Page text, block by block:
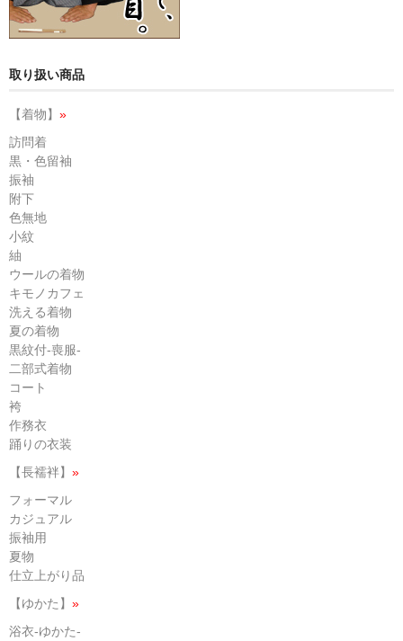
取り扱い商品
【着物】 »
訪問着
黒・色留袖
振袖
附下
色無地
小紋
紬
ウールの着物
キモノカフェ
洗える着物
夏の着物
黒紋付-喪服-
二部式着物
コート
袴
作務衣
踊りの衣装
【長襦袢】 »
フォーマル
カジュアル
振袖用
夏物
仕立上がり品
【ゆかた】 »
浴衣-ゆかた-